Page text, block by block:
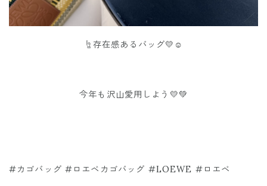
☝️存在感あるバッグ💛☺️
今年も沢山愛用しよう💛💚
#カゴバッグ #ロエベカゴバッグ #LOEWE #ロエベ